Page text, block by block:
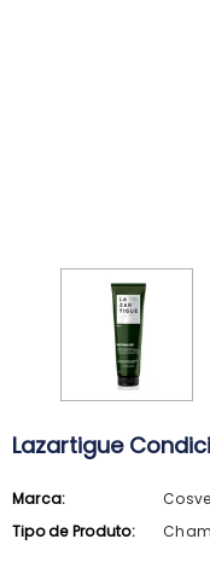
Arkopharma Stop Piolhos
Lazartigue
Marca:
Tipo de Produto: